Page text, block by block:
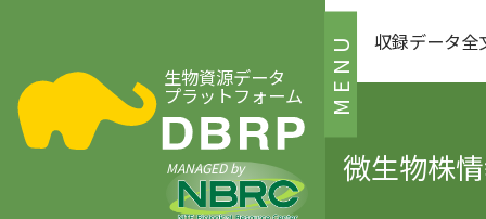
MENU
生物資源データ
プラットフォーム
MANAGED by
収録データ全
微生物株